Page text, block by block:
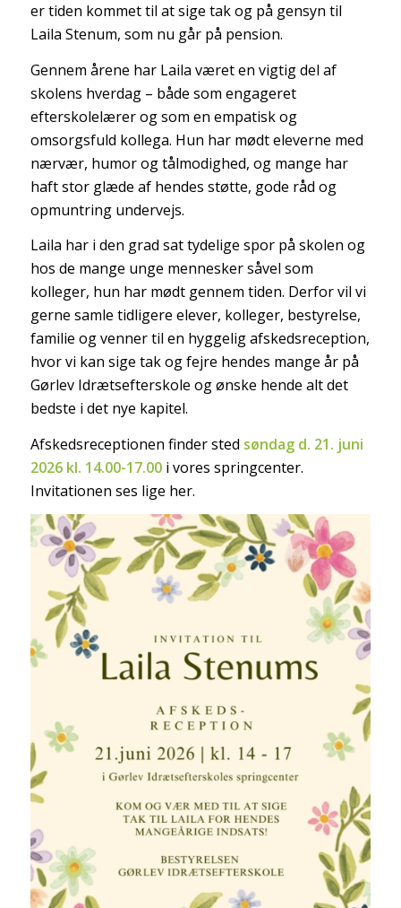
er tiden kommet til at sige tak og på gensyn til
Laila Stenum, som nu går på pension.
Gennem årene har Laila været en vigtig del af
skolens hverdag – både som engageret
efterskolelærer og som en empatisk og
omsorgsfuld kollega. Hun har mødt eleverne med
nærvær, humor og tålmodighed, og mange har
haft stor glæde af hendes støtte, gode råd og
opmuntring undervejs.
Laila har i den grad sat tydelige spor på skolen og
hos de mange unge mennesker såvel som
kolleger, hun har mødt gennem tiden. Derfor vil vi
gerne samle tidligere elever, kolleger, bestyrelse,
familie og venner til en hyggelig afskedsreception,
hvor vi kan sige tak og fejre hendes mange år på
Gørlev Idrætsefterskole og ønske hende alt det
bedste i det nye kapitel.
Afskedsreceptionen finder sted søndag d. 21. juni
2026 kl. 14.00-17.00i vores springcenter.
Invitationen ses lige her.